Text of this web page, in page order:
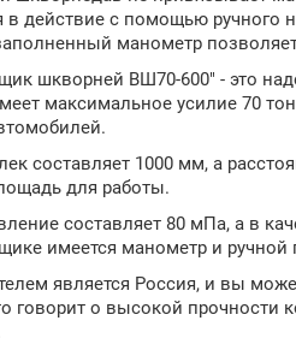
в действие с помощью ручного
манометр
шкворней ВШ70-600" - это
максимальное усилие 70
составляет 1000 мм, а
для работы.
составляет 80 мПа, а в
имеется манометр и
является Россия, и вы
говорит о высокой прочности